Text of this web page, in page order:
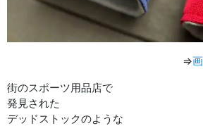
⇒
街のスポーツ用品店で
発見された
デッドストックのような